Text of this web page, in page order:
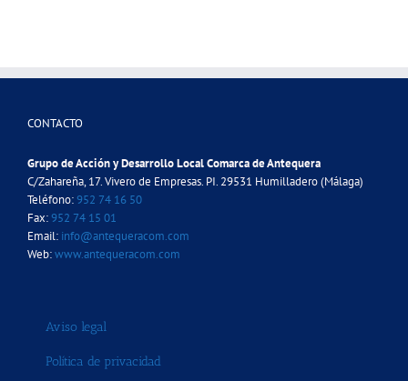
CONTACTO
Grupo de Acción y Desarrollo Local Comarca de Antequera
C/Zahareña, 17. Vivero de Empresas. PI. 29531 Humilladero (Málaga)
Teléfono:952 74 16 50
Fax:952 74 15 01
Email: info@antequeracom.com
Web:www.antequeracom.com
Aviso legal
Política de privacidad